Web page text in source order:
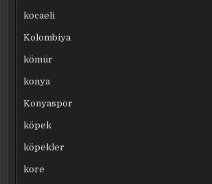
kocaeli
Kolombiya
kömür
konya
Konyaspor
köpek
köpekler
kore